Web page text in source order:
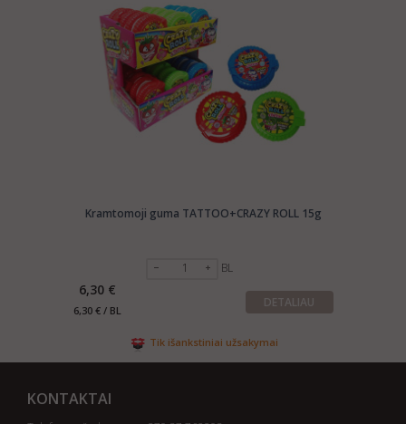
Kramtomoji guma TATTOO+CRAZY ROLL 15g
BL
6,30 €
6,30 € / BL
DETALIAU
Tik išankstiniai užsakymai
KONTAKTAI